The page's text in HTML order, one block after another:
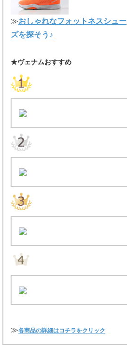
≫おしゃれなフォットネスシュー
ズを探そう♪
★ヴェナムおすすめ
≫各商品の詳細はコチラをクリック